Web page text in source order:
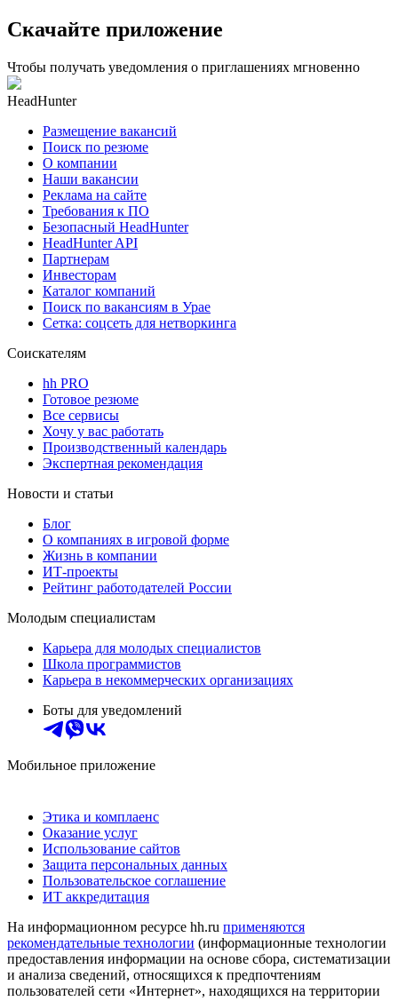
Скачайте приложение
Чтобы получать уведомления о приглашениях мгновенно
HeadHunter
Размещение вакансий
Поиск по резюме
О компании
Наши вакансии
Реклама на сайте
Требования к ПО
Безопасный HeadHunter
HeadHunter API
Партнерам
Инвесторам
Каталог компаний
Поиск по вакансиям в Урае
Сетка: соцсеть для нетворкинга
Соискателям
hh PRO
Готовое резюме
Все сервисы
Хочу у вас работать
Производственный календарь
Экспертная рекомендация
Новости и статьи
Блог
О компаниях в игровой форме
Жизнь в компании
ИТ-проекты
Рейтинг работодателей России
Молодым специалистам
Карьера для молодых специалистов
Школа программистов
Карьера в некоммерческих организациях
Боты для уведомлений
Мобильное приложение
Этика и комплаенс
Оказание услуг
Использование сайтов
Защита персональных данных
Пользовательское соглашение
ИТ аккредитация
На информационном ресурсе hh.ru применяются
рекомендательные технологии (информационные технологии
предоставления информации на основе сбора, систематизации
и анализа сведений, относящихся к предпочтениям
пользователей сети «Интернет», находящихся на территории